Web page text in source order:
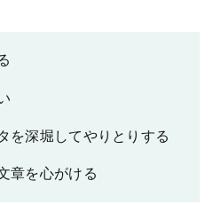
を深堀してやりとりする
章を心がける